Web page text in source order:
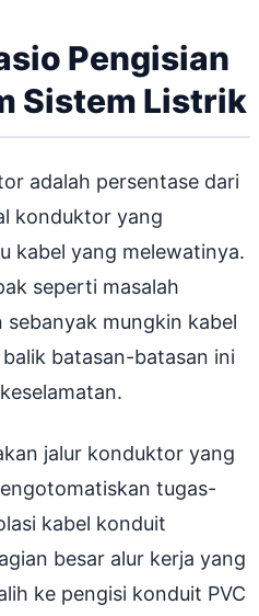
Pengisian
Sistem Listrik
adalah persentase dari
konduktor yang
kabel yang melewatinya.
seperti masalah
sebanyak mungkin kabel
batasan-batasan ini
jalur konduktor yang
tugas-
kabel konduit
besar alur kerja yang
ke pengisi konduit PVC